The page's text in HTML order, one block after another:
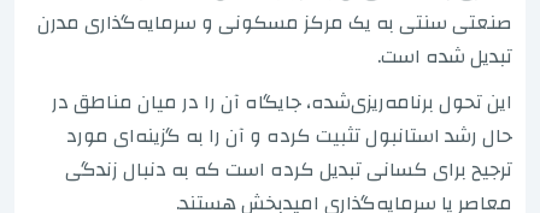
صنعتی سنتی به یک مرکز مسکونی و سرمایه‌گذاری مدرن
تبدیل شده است.
این تحول برنامه‌ریزی‌شده، جایگاه آن را در میان مناطق در
حال رشد استانبول تثبیت کرده و آن را به گزینه‌ای مورد
ترجیح برای کسانی تبدیل کرده است که به دنبال زندگی
معاصر یا سرمایه‌گذاری امیدبخش هستند.